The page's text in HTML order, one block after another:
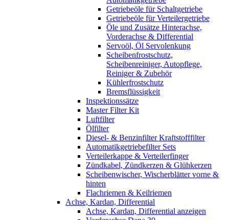
Getriebeöle für Schaltgetriebe
Getriebeöle für Verteilergetriebe
Öle und Zusätze Hinterachse,
Vorderachse & Differential
Servoöl, Öl Servolenkung
Scheibenfrostschutz,
Scheibenreiniger, Autopflege,
Reiniger & Zubehör
Kühlerfrostschutz
Bremsflüssigkeit
Inspektionssätze
Master Filter Kit
Luftfilter
Ölfilter
Diesel- & Benzinfilter Kraftstofffilter
Automatikgetriebefilter Sets
Verteilerkappe & Verteilerfinger
Zündkabel, Zündkerzen & Glühkerzen
Scheibenwischer, Wischerblätter vorne &
hinten
Flachriemen & Keilriemen
Achse, Kardan, Differential
Achse, Kardan, Differential anzeigen